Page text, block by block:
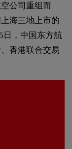
公司重组而
海三地上市的
日，中国东方航
香港联合交易